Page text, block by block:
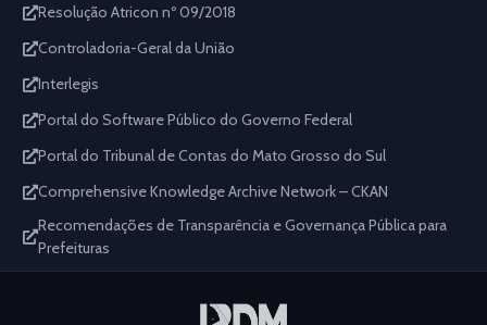
Resolução Atricon nº 09/2018
Controladoria-Geral da União
Interlegis
Portal do Software Público do Governo Federal
Portal do Tribunal de Contas do Mato Grosso do Sul
Comprehensive Knowledge Archive Network – CKAN
Recomendações de Transparência e Governança Pública para
Prefeituras